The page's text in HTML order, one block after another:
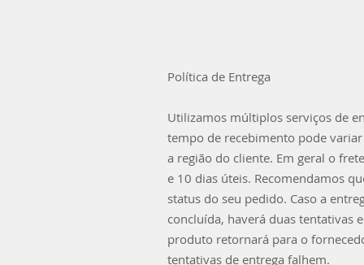
Política de Entrega
Utilizamos múltiplos serviços de
tempo de recebimento pode
a região do cliente. Em geral o
e 10 dias úteis. Recomendamos
status do seu pedido. Caso a
concluída, haverá duas tentativas
produto retornará para o
tentativas de entrega falhem.